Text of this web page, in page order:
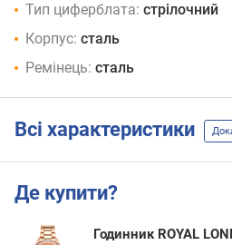
Тип циферблата: стрілочний
Корпус: сталь
Ремінець: сталь
Всі характеристики
Де купити?
Годинник ROYAL